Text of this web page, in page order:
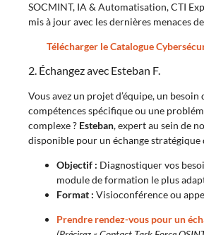
SOCMINT, IA & Automatisation, CTI
mis à jour avec les dernières menaces
Télécharger le Catalogue
2. Échangez avec Esteban F.
Vous avez un projet d’équipe, un besoin
compétences spécifique ou une
complexe ? Esteban, expert au sein de
disponible pour un échange stratégique
Objectif : Diagnostiquer vos
module de formation le plus
Format : Visioconférence ou
Prendre rendez-vous pour un